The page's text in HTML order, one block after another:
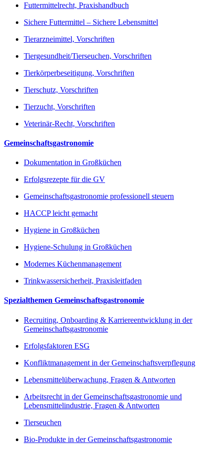
Futtermittelrecht, Praxishandbuch
Sichere Futtermittel – Sichere Lebensmittel
Tierarzneimittel, Vorschriften
Tiergesundheit/Tierseuchen, Vorschriften
Tierkörperbeseitigung, Vorschriften
Tierschutz, Vorschriften
Tierzucht, Vorschriften
Veterinär-Recht, Vorschriften
Gemeinschaftsgastronomie
Dokumentation in Großküchen
Erfolgsrezepte für die GV
Gemeinschaftsgastronomie professionell steuern
HACCP leicht gemacht
Hygiene in Großküchen
Hygiene-Schulung in Großküchen
Modernes Küchenmanagement
Trinkwassersicherheit, Praxisleitfaden
Spezialthemen Gemeinschaftsgastronomie
Recruiting, Onboarding & Karriereentwicklung in der
Gemeinschaftsgastronomie
Erfolgsfaktoren ESG
Konfliktmanagement in der Gemeinschaftsverpflegung
Lebensmittelüberwachung, Fragen & Antworten
Arbeitsrecht in der Gemeinschaftsgastronomie und
Lebensmittelindustrie, Fragen & Antworten
Tierseuchen
Bio-Produkte in der Gemeinschaftsgastronomie